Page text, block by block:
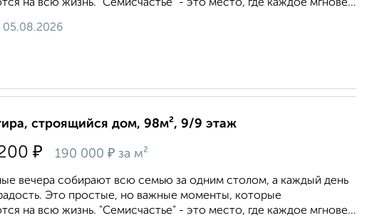
на всю жизнь. "Семисчастье" - это место, где каждое мгнове...
05.08.2026
строящийся дом, 98м², 9/9 этаж
₽ 190 000 ₽ за м²
вечера собирают всю семью за одним столом, а каждый день
Это простые, но важные моменты, которые
на всю жизнь. "Семисчастье" - это место, где каждое мгнове...